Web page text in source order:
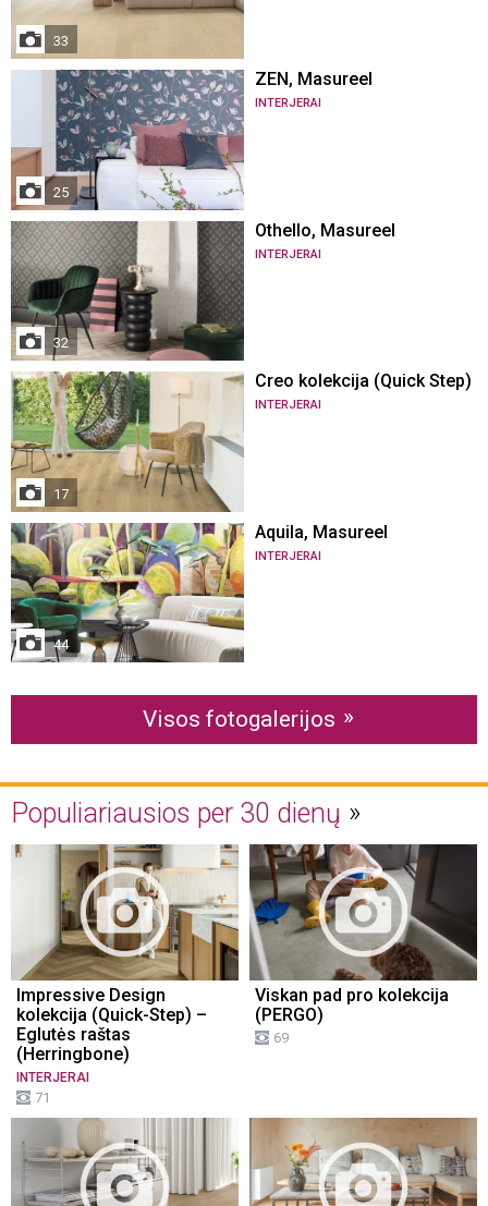
33
25
ZEN, Masureel
INTERJERAI
32
Othello, Masureel
INTERJERAI
17
Creo kolekcija (Quick Step)
INTERJERAI
44
Aquila, Masureel
INTERJERAI
Visos fotogalerijos
Populiariausios per 30 dienų
Impressive Design
kolekcija (Quick-Step) –
Eglutės raštas
(Herringbone)
INTERJERAI
71
Viskan pad pro kolekcija
(PERGO)
69